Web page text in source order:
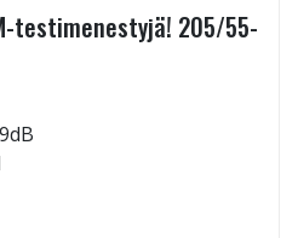
testimenestyjä! 205/55-